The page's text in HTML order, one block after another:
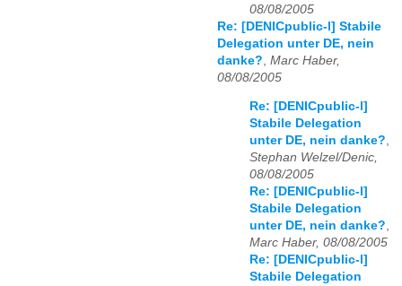
08/08/2005
Re: [DENICpublic-l] Stabile
Delegation unter DE, nein
danke? Marc Haber,
08/08/2005
Re: [DENICpublic-l]
Stabile Delegation
unter DE, nein danke?,
Stephan Welzel/Denic,
08/08/2005
Re: [DENICpublic-l]
Stabile Delegation
unter DE, nein danke?,
Marc Haber, 08/08/2005
Re: [DENICpublic-l]
Stabile Delegation